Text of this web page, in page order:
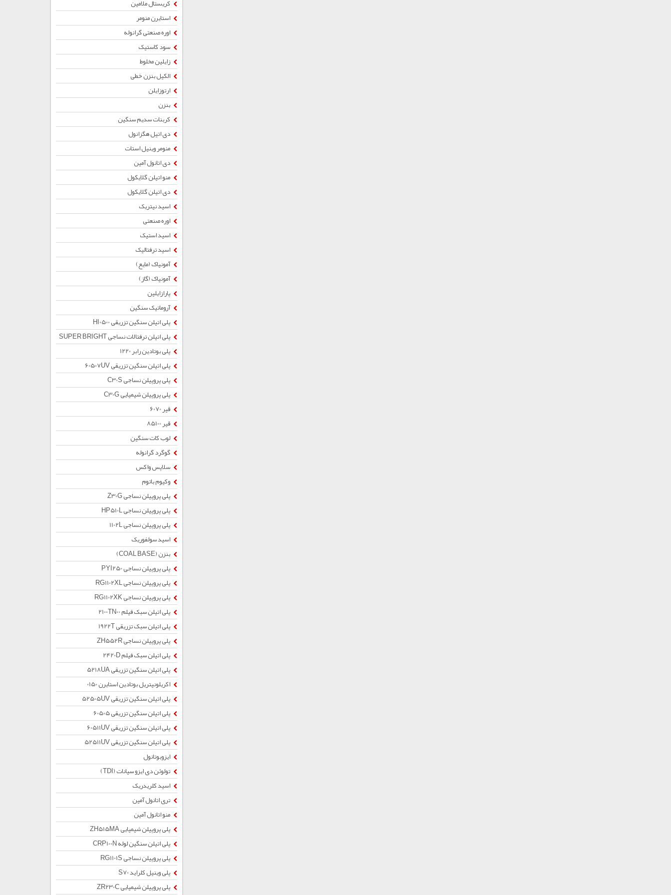
کریستال ملامین
استایرن منومر
اوره صنعتی گرانوله
سود کاستیک
زایلین مخلوط
الکیل بنزن خطی
ارتوزایلن
بنزن
کربنات سدیم سنگین
دی اتیل هگزانول
منومر وینیل استات
دی اتانول آمین
منو اتیلن گلایکول
دی اتیلن گلایکول
اسید نیتریک
اوره صنعتی
اسید استیک
اسید ترفتالیک
آمونیاک (مایع)
آمونیاک (گاز)
پارازایلین
آروماتیک سنگین
پلی اتیلن سنگین تزریقی HI0500
پلی اتیلن ترفتالات نساجی SUPER BRIGHT
پلی بوتادین رابر 1220
پلی اتیلن سنگین تزریقی 60507UV
پلی پروپیلن نساجی C30S
پلی پروپیلن شیمیایی C30G
قیر 6070
قیر 85100
لوب کات سنگین
گوگرد گرانوله
سلاپس واکس
وکیوم باتوم
پلی پروپیلن نساجی Z30G
پلی پروپیلن نساجی HP510L
پلی پروپیلن نساجی 1102L
اسید سولفوریک
بنزن (COAL BASE)
پلی پروپیلن نساجی PYI250
پلی پروپیلن نساجی RG1102XL
پلی پروپیلن نساجی RG1102XK
پلی اتیلن سبک فیلم 2100TN00
پلی اتیلن سبک تزریقی 1922T
پلی پروپیلن نساجی ZH552R
پلی اتیلن سبک فیلم 2420D
پلی اتیلن سنگین تزریقی 5218UA
اکریلونیتریل بوتادین استایرن 0150
پلی اتیلن سنگین تزریقی 52505UV
پلی اتیلن سنگین تزریقی 60505
پلی اتیلن سنگین تزریقی 60511UV
پلی اتیلن سنگین تزریقی 52511UV
ایزوبوتانول
تولوئن دی ایزو سیانات (TDI)
اسید کلریدریک
تری اتانول آمین
منو اتانول آمین
پلی پروپیلن شیمیایی ZH515MA
پلی اتیلن سنگین لوله CRP100N
پلی پروپیلن نساجی RG1101S
پلی وینیل کلراید S70
پلی پروپیلن شیمیایی ZR230C